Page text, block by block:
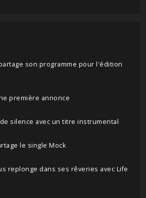
partage son programme pour l'édition
première annonce
silence avec un titre instrumental
le single Mock
replonge dans ses rêveries avec Life